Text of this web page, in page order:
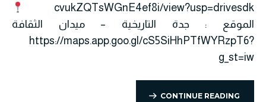
cvukZQTsWGnE4ef8i/view?usp=drivesdk
الموقع : جدة التاريخية – ميدان الثقافة
https://maps.app.goo.gl/cS5SiHhPTfWYRzpT6?
g_st=iw
CONTINUE READING